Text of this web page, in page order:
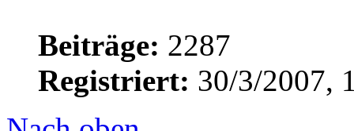
Beiträge: 2287
Registriert: 30/3/2007,